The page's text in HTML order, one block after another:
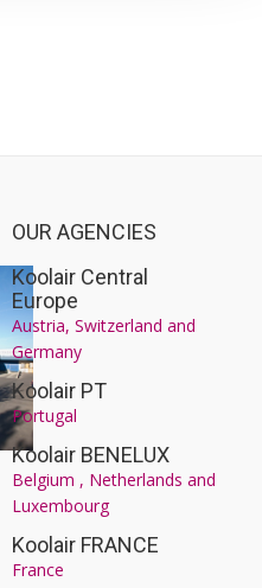
OUR AGENCIES
Koolair Central
Europe
Austria, Switzerland and
Germany
Koolair PT
Portugal
Koolair BENELUX
Belgium , Netherlands and
Luxembourg
Koolair FRANCE
France